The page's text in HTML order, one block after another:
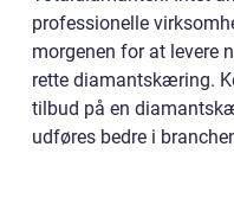
professionelle
morgenen for at levere
rette diamantskæring.
tilbud på en
udføres bedre i